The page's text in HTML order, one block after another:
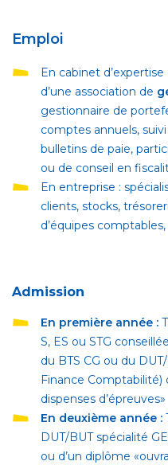
Emploi
En cabinet
d’une association de
gestionnaire de
comptes annuels,
bulletins de paie,
ou de conseil en
En entreprise :
clients, stocks,
d’équipes
Admission
En première année :
S, ES ou STG
du BTS CG ou du
Finance Comptabilité)
dispenses d’épreuves»
En deuxième année :
DUT/BUT spécialité
ou d’un diplôme